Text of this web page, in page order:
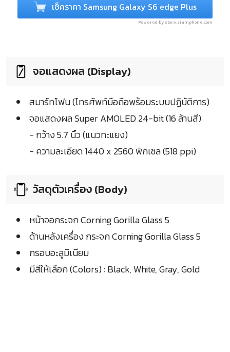
เช็คราคา Samsung Galaxy S6 edge Plus
Powered by store.siamphone.com
จอแสดงผล (Display)
สมาร์ทโฟน (โทรศัพท์มือถือพร้อมระบบปฏิบัติการ)
จอแสดงผล Super AMOLED 24-bit (16 ล้านสี)
- กว้าง 5.7 นิ้ว (แนวทะแยง)
- ความละเอียด 1440 x 2560 พิกเซล (518 ppi)
วัสดุตัวเครื่อง (Body)
หน้าจอกระจก Corning Gorilla Glass 5
ด้านหลังเครื่อง กระจก Corning Gorilla Glass 5
กรอบอะลูมิเนียม
มีสีให้เลือก (Colors) : Black, White, Gray, Gold